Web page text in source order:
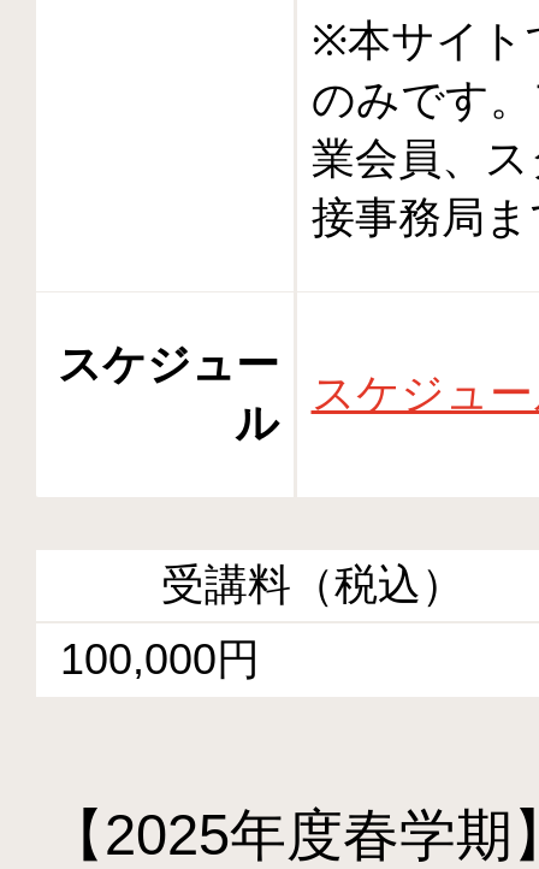
※本サイト
のみです
業会員、
接事務局
スケジュー
ル
スケジュ
受講料（税込）
100,000円
【2025年度春学期